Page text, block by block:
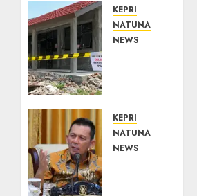
KEPRI
NATUNA
NEWS
Pemprov
Kepri
Prioritaskan
KEPRI
NATUNA
NEWS